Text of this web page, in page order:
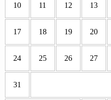
10 11 12 13
17 18 19 20
24 25 26 27
31